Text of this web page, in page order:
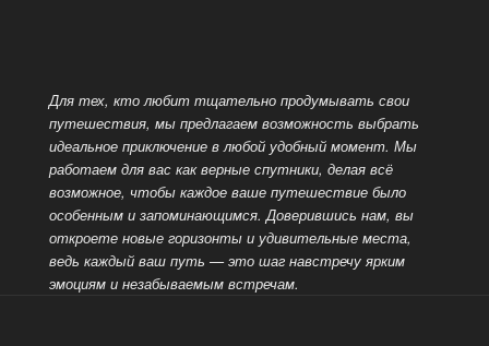
Для тех, кто любит тщательно продумывать свои
путешествия, мы предлагаем возможность выбрать
идеальное приключение в любой удобный момент. Мы
работаем для вас как верные спутники, делая всё
возможное, чтобы каждое ваше путешествие было
особенным и запоминающимся. Доверившись нам, вы
откроете новые горизонты и удивительные места,
ведь каждый ваш путь — это шаг навстречу ярким
эмоциям и незабываемым встречам.